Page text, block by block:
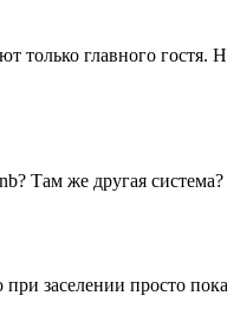
только главного гостя.
Там же другая система?
заселении просто